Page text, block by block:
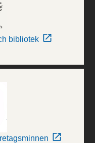
bibliotek